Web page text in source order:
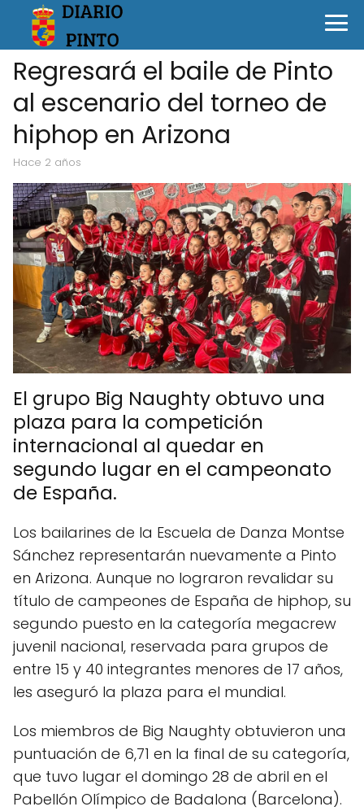
Regresará el baile de Pinto
al escenario del torneo de
hiphop en Arizona
hace 2 años
El grupo Big Naughty obtuvo una
plaza para la competición
internacional al quedar en
segundo lugar en el campeonato
de España.
Los bailarines de la Escuela de Danza Montse
Sánchez representarán nuevamente a Pinto
en Arizona. Aunque no lograron revalidar su
título de campeones de España de hiphop, su
segundo puesto en la categoría megacrew
juvenil nacional, reservada para grupos de
entre 15 y 40 integrantes menores de 17 años,
les aseguró la plaza para el mundial.
Los miembros de Big Naughty obtuvieron una
puntuación de 6,71 en la final de su categoría,
que tuvo lugar el domingo 28 de abril en el
Pabellón Olímpico de Badalona (Barcelona).